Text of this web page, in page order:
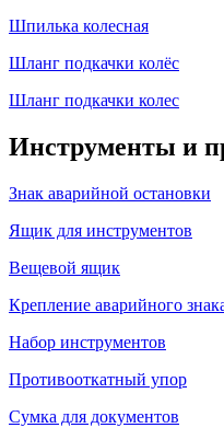
Шпилька колесная
Шланг подкачки колёс
Шланг подкачки колес
Инструменты и
Знак аварийной остановки
Ящик для инструментов
Вещевой ящик
Крепление аварийного
Набор инструментов
Противооткатный упор
Сумка для документов